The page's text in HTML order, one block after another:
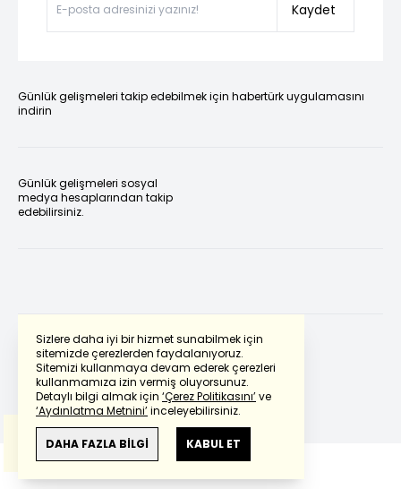
Sizlere daha iyi bir hizmet sunabilmek için
sitemizde çerezlerden faydalanıyoruz.
Sitemizi kullanmaya devam ederek çerezleri
kullanmamıza izin vermiş oluyorsunuz.
Detaylı bilgi almak için ‘Çerez Politikasını’ve
‘Aydınlatma Metnini’inceleyebilirsiniz.
DAHA FAZLA BİLGİ KABUL ET
Kaydet
Günlük gelişmeleri takip edebilmek için habertürk uygulamasını
indirin
Günlük gelişmeleri sosyal
medya hesaplarından takip
edebilirsiniz.
Powered by Translate
Bu çevirideGoogle Transletekullanılmıştır.
Anlam ve çeviri hatalarından
haberturk.com
sorumlu değildir.